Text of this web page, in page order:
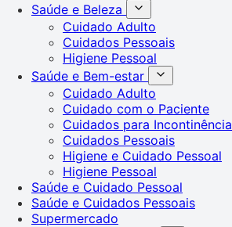
Saúde e Beleza
Cuidado Adulto
Cuidados Pessoais
Higiene Pessoal
Saúde e Bem-estar
Cuidado Adulto
Cuidado com o Paciente
Cuidados para Incontinência
Cuidados Pessoais
Higiene e Cuidado Pessoal
Higiene Pessoal
Saúde e Cuidado Pessoal
Saúde e Cuidados Pessoais
Supermercado